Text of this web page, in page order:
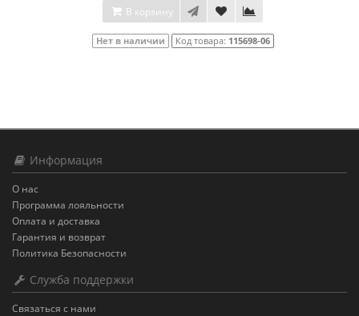
В корзину
Нет в наличии Код товара: 115698-06
Информация
О нас
Программа лояльности
Оплата и доставка
Гарантия и возврат
Политика Безопасности
Служба поддержки
Связаться с нами